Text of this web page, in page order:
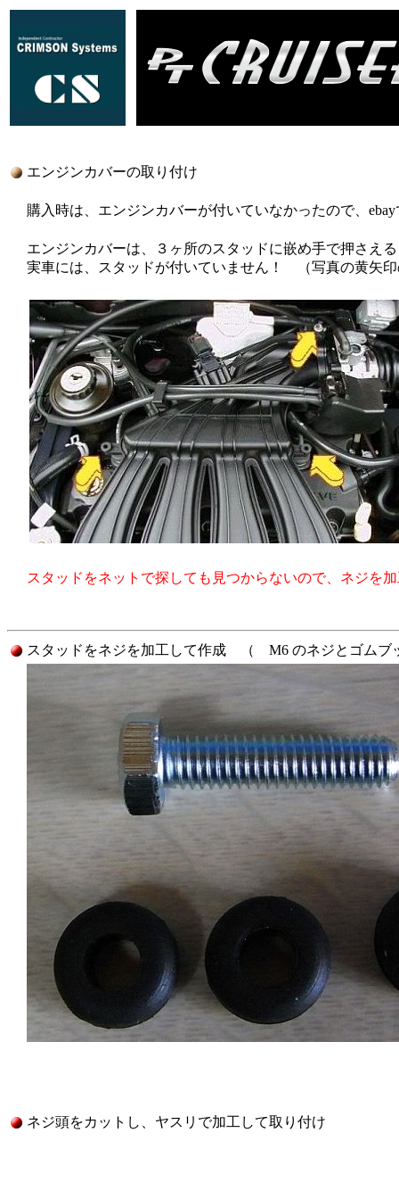
エンジンカバーの取り付け
購入時は、エンジンカバーが付いていなかったので、
エンジンカバーは、３ヶ所のスタッドに嵌め手で押さえ
実車には、スタッドが付いていません！ （写真の黄矢
スタッドをネットで探しても見つからないので、ネジを
スタッドをネジを加工して作成 （ M6 のネジとゴム
ネジ頭をカットし、ヤスリで加工して取り付け